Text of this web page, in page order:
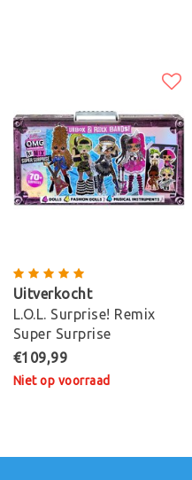
Uitverkocht
L.O.L. Surprise! Remix
Super Surprise
€109,99
Niet op voorraad